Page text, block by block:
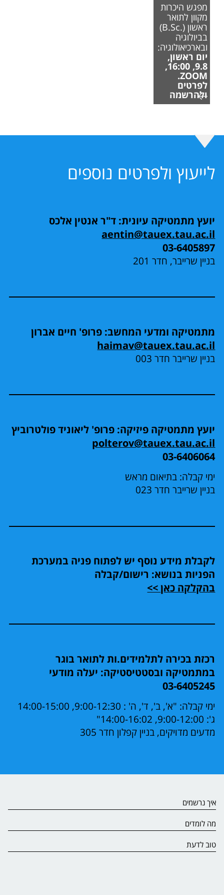
מפגש היכרות
מקוון לתואר
ראשון (.B.Sc)
בביולוגיה
ובארכיאולוגיה:
יום ראשון,
9.8, 16:00,
ZOOM.
לפרטים
ולהרשמה
לייעוץ ולפרטים נוספים
יועץ מתמטיקה עיונית: ד"ר אנטין אלכס
aentin@tauex.tau.ac.il
03-6405897
בניין שרייבר, חדר 201
מתמטיקה ומדעי המחשב: פרופ' חיים אברון
haimav@tauex.tau.ac.il
בניין שרייבר חדר 003
יועץ מתמטיקה פיזיקה: פרופ' ליאוניד פולטרוביץ
polterov@tauex.tau.ac.il
03-6406064
ימי קבלה: בתיאום מראש
בניין שרייבר חדר 023
לקבלת מידע נוסף יש לפתוח פניה במערכת
הפניות בנושא: רישום/קבלה
בהקלקה כאן >>
רכזת בכירה לתלמידים.ות לתואר בוגר
במתמטיקה ובסטטיסטיקה: יעלה מודעי
03-6405245
ימי קבלה: "א', ב', ד', ה' : 9:00-12:30, 14:00-15:00
ג': 9:00-12:00, 14:00-16:02"
מדעים מדויקים, בניין קפלון חדר 305
איך נרשמים
מה לומדים
טוב לדעת